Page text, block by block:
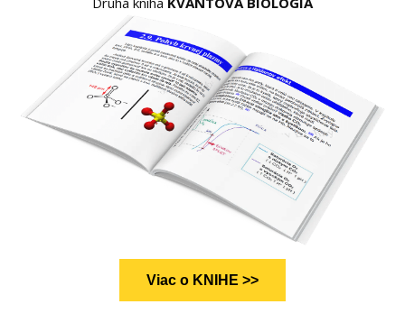
Viac o KNIHE >>